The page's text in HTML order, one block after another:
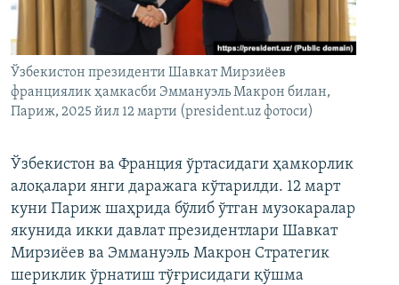
Ўзбекистон президенти Шавкат Мирзиёев
франциялик ҳамкасби Эммануэль Макрон билан,
Париж, 2025 йил 12 марти (president.uz фотоси)
Ўзбекистон ва Франция ўртасидаги ҳамкорлик
алоқалари янги даражага кўтарилди. 12 март
куни Париж шаҳрида бўлиб ўтган музокаралар
якунида икки давлат президентлари Шавкат
Мирзиёев ва Эммануэль Макрон Стратегик
шериклик ўрнатиш тўғрисидаги қўшма